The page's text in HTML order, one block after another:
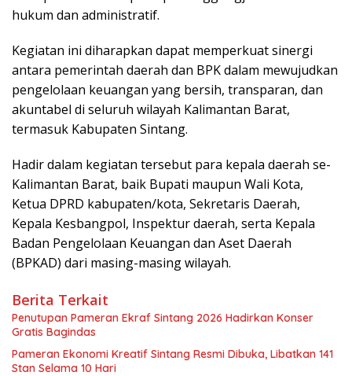
hukum dan administratif.
Kegiatan ini diharapkan dapat memperkuat sinergi
antara pemerintah daerah dan BPK dalam mewujudkan
pengelolaan keuangan yang bersih, transparan, dan
akuntabel di seluruh wilayah Kalimantan Barat,
termasuk Kabupaten Sintang.
Hadir dalam kegiatan tersebut para kepala daerah se-
Kalimantan Barat, baik Bupati maupun Wali Kota,
Ketua DPRD kabupaten/kota, Sekretaris Daerah,
Kepala Kesbangpol, Inspektur daerah, serta Kepala
Badan Pengelolaan Keuangan dan Aset Daerah
(BPKAD) dari masing-masing wilayah.
Berita Terkait
Penutupan Pameran Ekraf Sintang 2026 Hadirkan Konser
Gratis Bagindas
Pameran Ekonomi Kreatif Sintang Resmi Dibuka, Libatkan 141
Stan Selama 10 Hari